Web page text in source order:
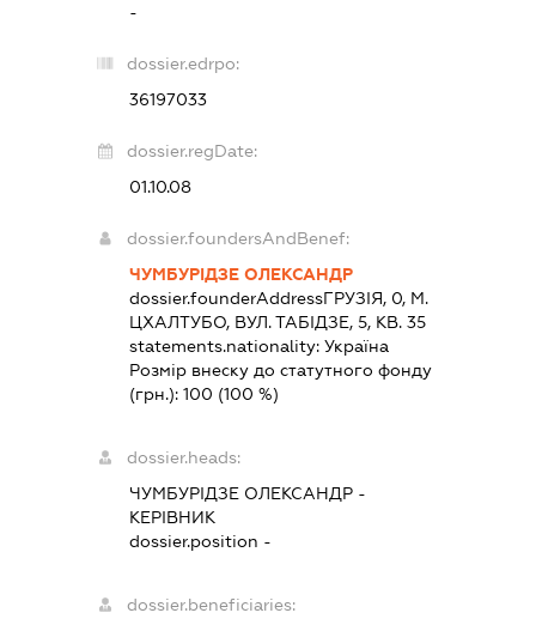
-
dossier.edrpo:
36197033
dossier.regDate:
01.10.08
dossier.foundersAndBenef:
ЧУМБУРІДЗЕ ОЛЕКСАНДР
dossier.founderAddressГРУЗІЯ, 0, М.
ЦХАЛТУБО, ВУЛ. ТАБІДЗЕ, 5, КВ. 35
statements.nationality:Україна
Розмір внеску до статутного фонду
(грн.):100 (100 %)
dossier.heads:
ЧУМБУРІДЗЕ ОЛЕКСАНДР -
КЕРІВНИК
dossier.position -
dossier.beneficiaries: